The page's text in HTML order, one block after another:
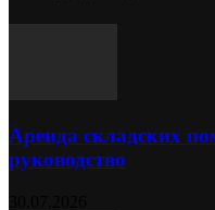
Аренда складских
руководство